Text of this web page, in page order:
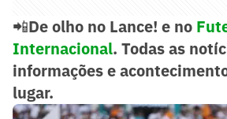
📲De olho no Lance! e no
Internacional. Todas as
informações e
lugar.